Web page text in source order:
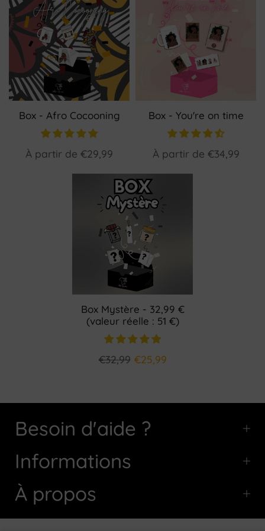
Box - Afro Cocooning
À partir de €29,99
Box - You're on time
À partir de €34,99
Box Mystère - 32,99 €
(valeur réelle : 51 €)
€32,99 €25,99
Besoin d'aide ?
Informations
À propos